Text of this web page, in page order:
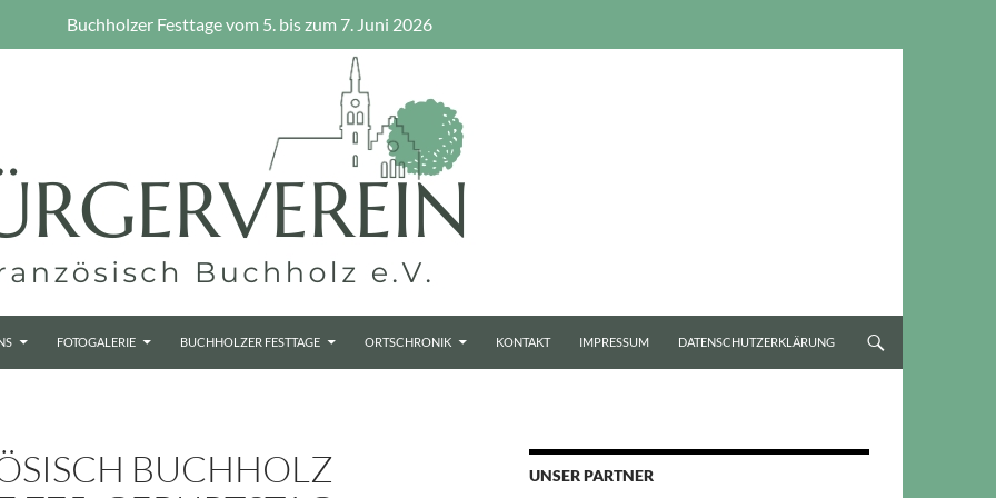
Buchholzer Festtage vom 5. bis zum 7. Juni 2026
FOTOGALERIE BUCHHOLZER FESTTAGE ORTSCHRONIK KONTAKT IMPRESSUM DATENSCHUTZERKLÄRUNG
BUCHHOLZ
UNSER PARTNER